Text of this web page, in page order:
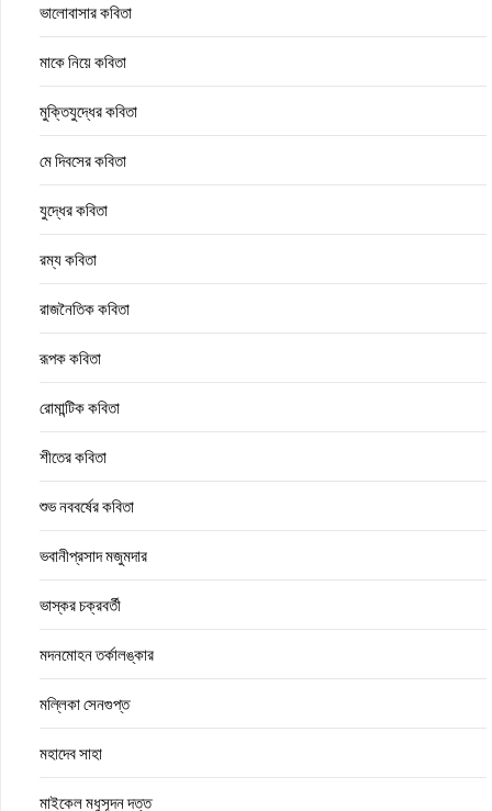
ভালোবাসার কবিতা
মাকে নিয়ে কবিতা
মুক্তিযুদ্ধের কবিতা
মে দিবসের কবিতা
যুদ্ধের কবিতা
রম্য কবিতা
রাজনৈতিক কবিতা
রূপক কবিতা
রোমান্টিক কবিতা
শীতের কবিতা
শুভ নববর্ষের কবিতা
ভবানীপ্রসাদ মজুমদার
ভাস্কর চক্রবর্তী
মদনমোহন তর্কালঙ্কার
মল্লিকা সেনগুপ্ত
মহাদেব সাহা
মাইকেল মধুসূদন দত্ত